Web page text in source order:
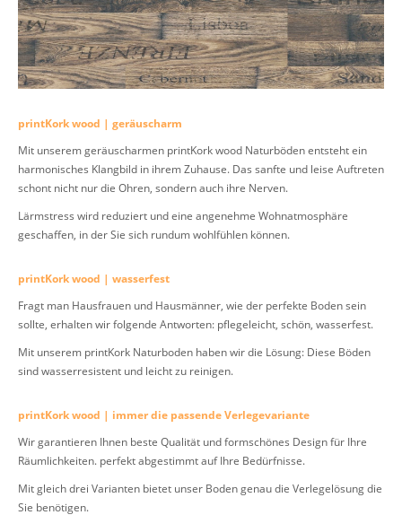
printKork wood | geräuscharm
Mit unserem geräuscharmen printKork wood Naturböden entsteht ein
harmonisches Klangbild in ihrem Zuhause. Das sanfte und leise Auftreten
schont nicht nur die Ohren, sondern auch ihre Nerven.
Lärmstress wird reduziert und eine angenehme Wohnatmosphäre
geschaffen, in der Sie sich rundum wohlfühlen können.
printKork wood | wasserfest
Fragt man Hausfrauen und Hausmänner, wie der perfekte Boden sein
sollte, erhalten wir folgende Antworten: pflegeleicht, schön, wasserfest.
Mit unserem printKork Naturboden haben wir die Lösung: Diese Böden
sind wasserresistent und leicht zu reinigen.
printKork wood | immer die passende Verlegevariante
Wir garantieren Ihnen beste Qualität und formschönes Design für Ihre
Räumlichkeiten. perfekt abgestimmt auf Ihre Bedürfnisse.
Mit gleich drei Varianten bietet unser Boden genau die Verlegelösung die
Sie benötigen.